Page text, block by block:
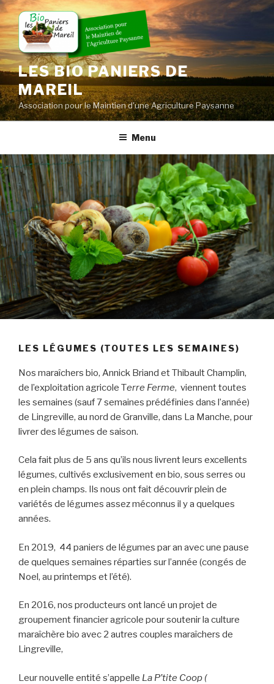
Skip
to
content
LES BIO PANIERS DE
MAREIL
Association pour le Maintien d'une Agriculture Paysanne
Menu
LES LÉGUMES (TOUTES LES SEMAINES)
Nos maraîchers bio, Annick Briand et Thibault Champlin,
de l’exploitation agricole Terre Ferme, viennent toutes
les semaines (sauf 7 semaines prédéfinies dans l’année)
de Lingreville, au nord de Granville, dans La Manche, pour
livrer des légumes de saison.
Cela fait plus de 5 ans qu’ils nous livrent leurs excellents
légumes, cultivés exclusivement en bio, sous serres ou
en plein champs. Ils nous ont fait découvrir plein de
variétés de légumes assez méconnus il y a quelques
années.
En 2019, 44 paniers de légumes par an avec une pause
de quelques semaines réparties sur l’année (congés de
Noel, au printemps et l’été).
En 2016, nos producteurs ont lancé un projet de
groupement financier agricole pour soutenir la culture
maraîchère bio avec 2 autres couples maraîchers de
Lingreville,
Leur nouvelle entité s’appelle La P’tite Coop (